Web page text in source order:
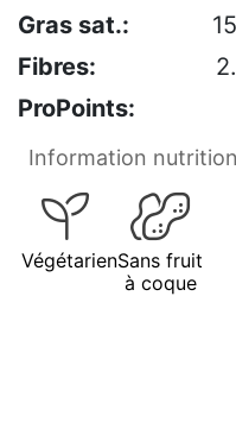
Gras sat.:
Fibres:
ProPoints:
Information
VégétarienSans fruit
à coque